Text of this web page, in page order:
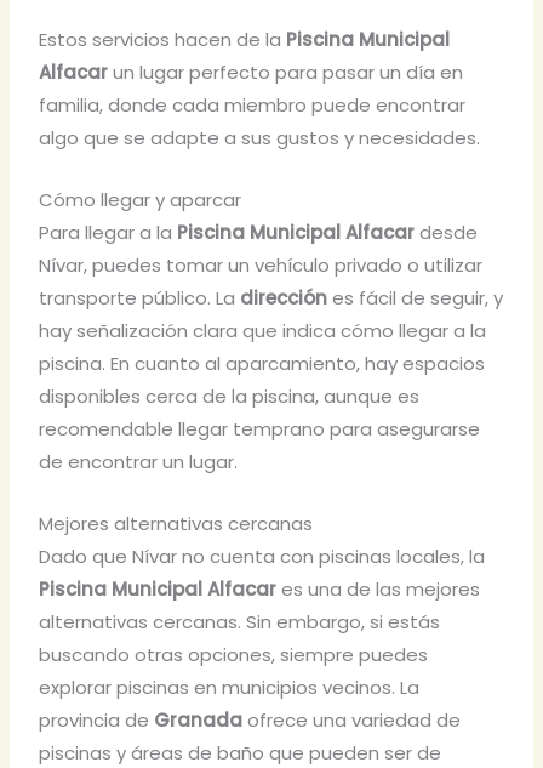
Estos servicios hacen de la Piscina Municipal
Alfacarun lugar perfecto para pasar un día en
familia, donde cada miembro puede encontrar
algo que se adapte a sus gustos y necesidades.
Cómo llegar y aparcar
Para llegar a la Piscina Municipal Alfacardesde
Nívar, puedes tomar un vehículo privado o utilizar
transporte público. La direcciónes fácil de seguir, y
hay señalización clara que indica cómo llegar a la
piscina. En cuanto al aparcamiento, hay espacios
disponibles cerca de la piscina, aunque es
recomendable llegar temprano para asegurarse
de encontrar un lugar.
Mejores alternativas cercanas
Dado que Nívar no cuenta con piscinas locales, la
Piscina Municipal Alfacares una de las mejores
alternativas cercanas. Sin embargo, si estás
buscando otras opciones, siempre puedes
explorar piscinas en municipios vecinos. La
provincia de Granadaofrece una variedad de
piscinas y áreas de baño que pueden ser de